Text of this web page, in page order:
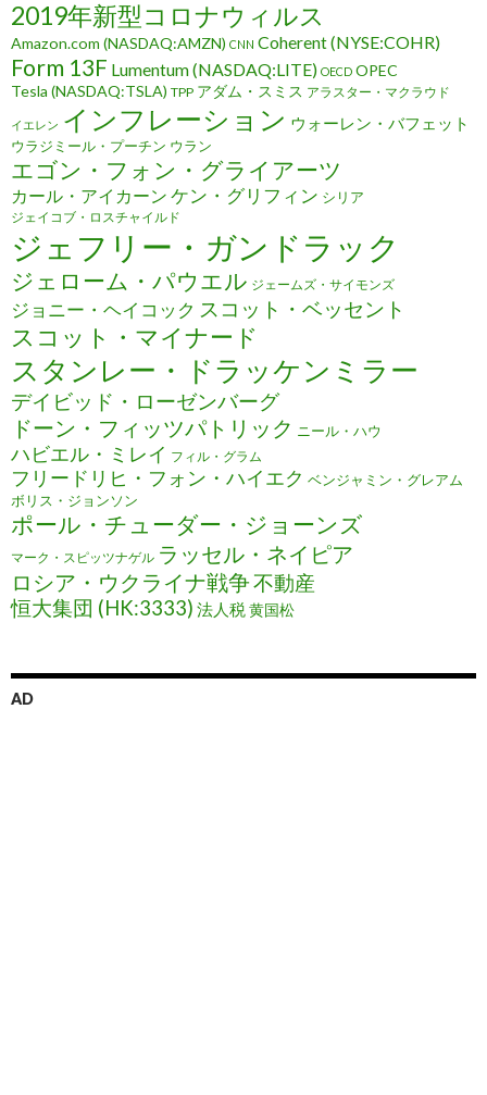
2019年新型コロナウィルス
Amazon.com (NASDAQ:AMZN) CNN Coherent (NYSE:COHR)
Form 13F Lumentum (NASDAQ:LITE) OECD OPEC
Tesla (NASDAQ:TSLA) TPP アダム・スミス アラスター・マクラウド
イエレン インフレーション ウォーレン・バフェット
ウラジミール・プーチン ウラン
エゴン・フォン・グライアーツ
カール・アイカーン ケン・グリフィン シリア
ジェイコブ・ロスチャイルド
ジェフリー・ガンドラック
ジェローム・パウエル ジェームズ・サイモンズ
ジョニー・ヘイコック スコット・ベッセント
スコット・マイナード
スタンレー・ドラッケンミラー
デイビッド・ローゼンバーグ
ドーン・フィッツパトリック ニール・ハウ
ハビエル・ミレイ フィル・グラム
フリードリヒ・フォン・ハイエク ベンジャミン・グレアム
ボリス・ジョンソン
ポール・チューダー・ジョーンズ
マーク・スピッツナゲル ラッセル・ネイピア
ロシア・ウクライナ戦争不動産
恒大集団 (HK:3333) 法人税黄国松
AD